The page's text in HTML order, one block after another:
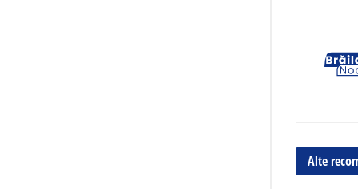
Alte